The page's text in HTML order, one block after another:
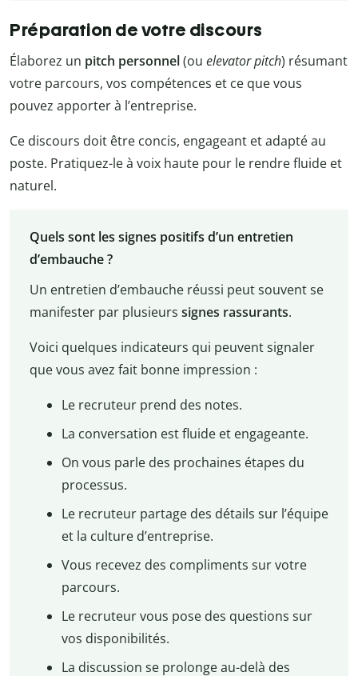
Préparation de votre discours
Élaborez un pitch personnel(ou elevator pitch) résumant
votre parcours, vos compétences et ce que vous
pouvez apporter à l’entreprise.
Ce discours doit être concis, engageant et adapté au
poste. Pratiquez-le à voix haute pour le rendre fluide et
naturel.
Quels sont les signes positifs d’un entretien
d’embauche ?
Un entretien d’embauche réussi peut souvent se
manifester par plusieurs signes rassurants.
Voici quelques indicateurs qui peuvent signaler
que vous avez fait bonne impression :
Le recruteur prend des notes.
La conversation est fluide et engageante.
On vous parle des prochaines étapes du
processus.
Le recruteur partage des détails sur l’équipe
et la culture d’entreprise.
Vous recevez des compliments sur votre
parcours.
Le recruteur vous pose des questions sur
vos disponibilités.
La discussion se prolonge au-delà des